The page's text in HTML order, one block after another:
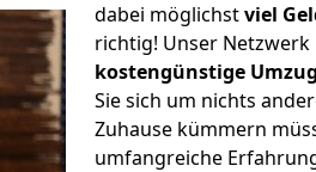
dabei möglichstviel
richtig! Unser
kostengünstige
Sie sich um nichts
Zuhause kümmern
umfangreiche